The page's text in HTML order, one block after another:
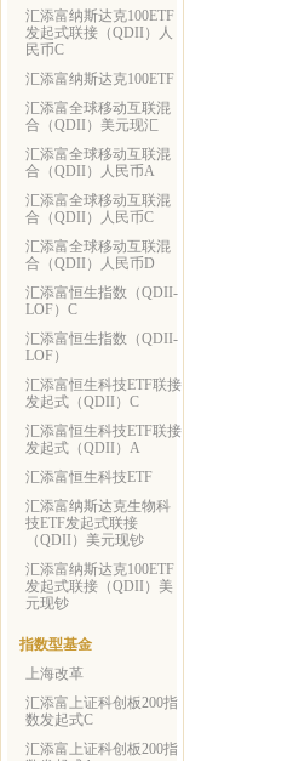
汇添富纳斯达克100ETF
发起式联接（QDII）人
民币C
汇添富纳斯达克100ETF
汇添富全球移动互联混
合（QDII）美元现汇
汇添富全球移动互联混
合（QDII）人民币A
汇添富全球移动互联混
合（QDII）人民币C
汇添富全球移动互联混
合（QDII）人民币D
汇添富恒生指数（QDII-
LOF）C
汇添富恒生指数（QDII-
LOF）
汇添富恒生科技ETF联接
发起式（QDII）C
汇添富恒生科技ETF联接
发起式（QDII）A
汇添富恒生科技ETF
汇添富纳斯达克生物科
技ETF发起式联接
（QDII）美元现钞
汇添富纳斯达克100ETF
发起式联接（QDII）美
元现钞
指数型基金
上海改革
汇添富上证科创板200指
数发起式C
汇添富上证科创板200指